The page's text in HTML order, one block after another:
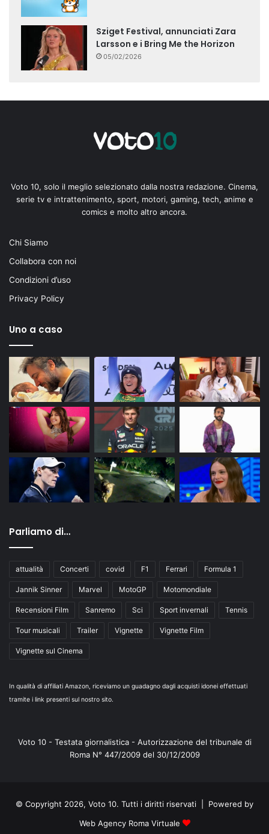
Sziget Festival, annunciati Zara
Larsson e i Bring Me the Horizon
05/02/2026
Voto 10, solo il meglio selezionato dalla nostra redazione. Cinema,
serie tv e intrattenimento, sport, motori, gaming, tech, anime e
comics e molto altro ancora.
Chi Siamo
Collabora con noi
Condizioni d’uso
Privacy Policy
Uno a caso
Parliamo di…
attualità Concerti covid F1 Ferrari Formula 1
Jannik Sinner Marvel MotoGP Motomondiale
Recensioni Film Sanremo Sci Sport invernali Tennis
Tour musicali Trailer Vignette Vignette Film
Vignette sul Cinema
In qualità di affiliati Amazon, riceviamo un guadagno dagli acquisti idonei effettuati
tramite i link presenti sul nostro sito.
Voto 10 - Testata giornalistica - Autorizzazione del tribunale di
Roma N° 447/2009 del 30/12/2009
© Copyright 2026, Voto 10. Tutti i diritti riservati | Powered by
Web Agency Roma Virtuale